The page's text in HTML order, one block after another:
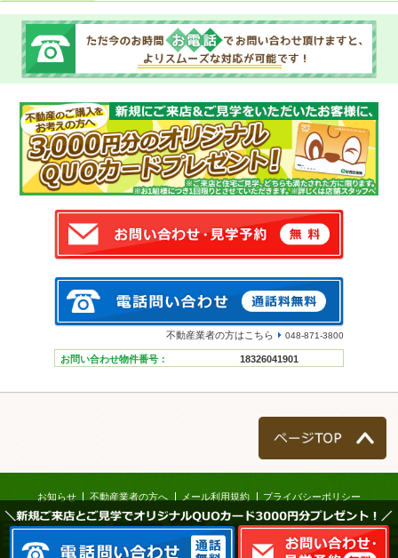
不動産業者の方はこちら 048-871-3800
お問い合わせ物件番号： 18326041901
＼新規ご来店とご見学でオリジナルQUOカード3000円分プレゼント！／
お知らせ 不動産業者の方へ メール利用規約 プライバシーポリシー